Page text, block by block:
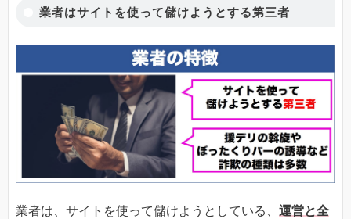
業者はサイトを使って儲けようとする第三者
業者は、サイトを使って儲けようとしている、 運営と全